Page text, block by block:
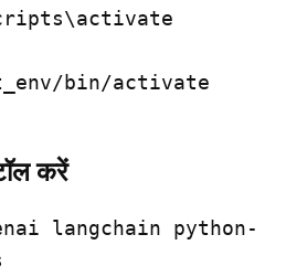
bin/activate
करें
langchain python-